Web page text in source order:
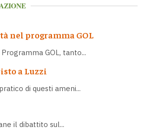
nel programma GOL
GOL, tanto...
a Luzzi
di questi ameni...
il dibattito sul...